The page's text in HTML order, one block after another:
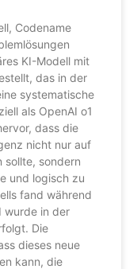
Codename
KI-Modell mit
das in der
systematische
als OpenAI o1
dass die
nicht nur auf
sollte, sondern
und logisch zu
fand während
wurde in der
Die
dieses neue
kann, die